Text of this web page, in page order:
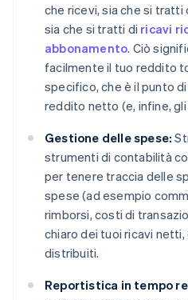
che ricevi, sia che si tratti
sia che si tratti di ricavi
abbonamento. Ciò
facilmente il tuo reddito
specifico, che è il punto
reddito netto (e, infine,
Gestione delle spese:
strumenti di contabilità
per tenere traccia delle
spese (ad esempio
rimborsi, costi di
chiaro dei tuoi ricavi
distribuiti.
Reportistica in tempo